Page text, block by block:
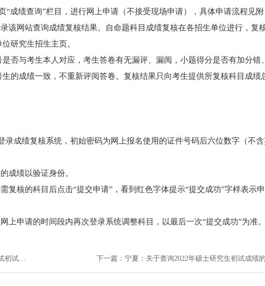
页“成绩查询”栏目，进行网上申请（不接受现场申请），具体申请流程见附
该网站查询成绩复核结果。自命题科目成绩复核在各招生单位进行，复
研究生招生主页。
否与考生本人对应，考生答卷有无漏评、漏阅，小题得分是否有加分错、
的成绩一致，不重新评阅答卷。复核结果只向考生提供所复核科目成绩
录成绩复核系统，初始密码为网上报名使用的证件号码后六位数字（不
成绩以验证身份。
复核的科目后点击“提交申请”，看到红色字体提示“提交成功”字样表示
上申请的时间段内再次登录系统调整科目，以最后一次“提交成功”为准。
上一篇：内蒙古自治区2022年硕士研究生招生考试初试成绩将于2月21日公布